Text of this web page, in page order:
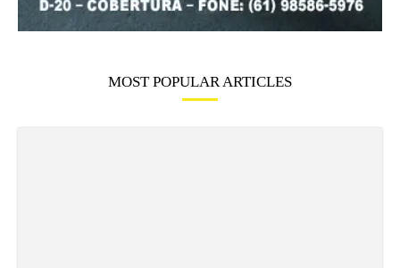
MOST POPULAR ARTICLES